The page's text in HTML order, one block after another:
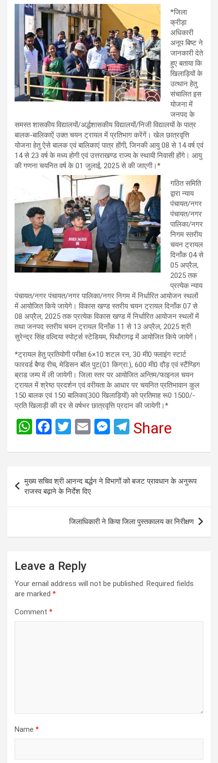
*जिला
क्रीड़ा
अधिकारी
अनूप बिष्ट ने
जानकारी देते
हुए बताया कि
खिलाड़ियों के
उत्थान हेतु
संचालित इस
योजना में
जनपद के
समस्त शासकीय विद्यालयों/अर्द्धशासकीय विद्यालयों/निजी विद्यालयों के पात्र
बालक-बालिकाऐं उक्त चयन ट्रायल में प्रतिभाग करेंगें। खेल छात्रवृत्ति
योजना हेतु ऐसे बालक एवं बालिकाएं पात्र होंगी, जिनकी आयु 08 से 14 वर्ष एवं
14 से 23 वर्ष के मध्य होगी एवं उत्तराखण्ड राज्य के स्थायी निवासी होंगे। आयु
की गणना चयनित वर्ष के 01 जुलाई, 2025 से की जाएगी।*
गठित समिति
द्वारा न्याय
पंचायत/नगर
पंचायत/नगर
पालिका/नगर
निगम स्तरीय
चयन ट्रायल
दिनॉंक 04 से
05 अप्रैल,
2025 तक
प्रत्येक न्याय
पंचायत/नगर पंचायत/नगर पालिका/नगर निगम में निर्धारित आयोजन स्थलों
में आयोजित किये जायेगे। विकास खण्ड स्तरीय चयन ट्रायल दिनॉंक 07 से
08 अप्रैल, 2025 तक प्रत्येक विकास खण्ड में निर्धारित आयोजन स्थलों में
तथा जनपद स्तरीय चयन ट्रायल दिनॉंक 11 से 13 अप्रैल, 2025 श्री
सुरेन्द्र सिंह वल्दिया स्पोर्ट्स स्टेडियम, पिथौरागढ़ में आयोजित किये जायेगें।
*ट्रायल हेतु प्रतियोगी परीक्षा 6×10 शटल रन, 30 मी0 फ्लाइंग स्टार्ट
फारवर्ड बैण्ड रीच, मेडिसन बॉल पुट(01 किग्रा.), 600 मी0 दौड़ एवं स्टैंण्डिग
ब्राड जम्प में ली जायेगी। जिला स्तर पर आयोजित अन्तिम/फाइनल चयन
ट्रायल में श्रेष्ठ प्रदर्शन एवं वरीयता के आधार पर चयनित प्रतिभावान कुल
150 बालक एवं 150 बालिका(300 खिलाड़ियों) को प्रतिमाह रू0 1500/-
प्रति खिलाड़ी की दर से वर्षभर छात्रवृत्ति प्रदान की जायेगी।*
W
at
A
p
F
ce
o
o
T
tt
E
ail
M
se
g
er
T
e
a
m
Share
navigation
मुख्य सचिव श्री आनन्द बर्द्धन ने विभागों को बजट प्रावधान के अनुरूप
राजस्व बढ़ाने के निर्देश दिए
जिलाधिकारी ने किया जिला पुस्तकालय का निरीक्षण
Leave a Reply
Your email address will not be published. Required fields
are marked *
Comment *
Name *